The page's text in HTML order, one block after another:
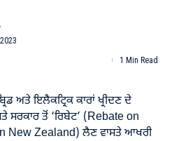
1 Min Read
ਅਤੇ ਇਲੈਕਟ੍ਰਿਕ ਕਾਰਾਂ ਖ੍ਰੀਦਣ ਦੇ
ਸਰਕਾਰ ਤੋਂ ‘ਰਿਬੇਟ’ (Rebate on
New Zealand) ਲੈਣ ਵਾਸਤੇ ਆਖਰੀ